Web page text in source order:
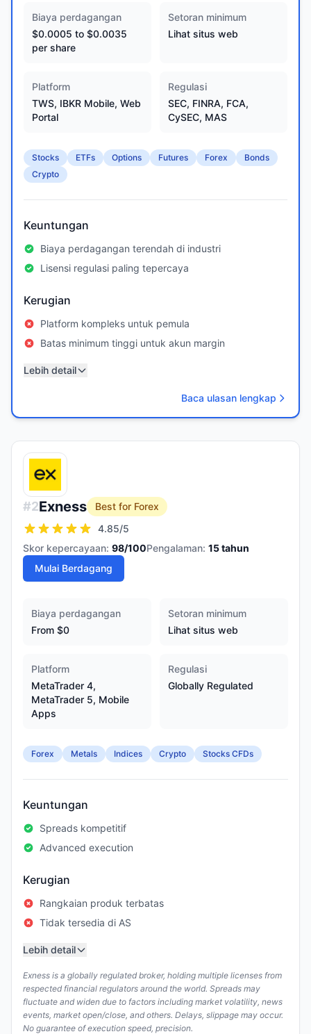
Biaya perdagangan
$0.0005 to $0.0035
per share
Setoran minimum
Lihat situs web
Platform
TWS, IBKR Mobile, Web
Portal
Regulasi
SEC, FINRA, FCA,
CySEC, MAS
Stocks ETFs Options Futures Forex
Bonds
Crypto
Keuntungan
Biaya perdagangan terendah di industri
Lisensi regulasi paling tepercaya
Kerugian
Platform kompleks untuk pemula
Batas minimum tinggi untuk akun margin
Lebih detail
Baca ulasan lengkap
#2Exness
Best for Forex
4.85/5
Skor kepercayaan: 98/100Pengalaman: 15tahun
Mulai Berdagang
Biaya perdagangan
From $0
Setoran minimum
Lihat situs web
Platform
MetaTrader 4,
MetaTrader 5, Mobile
Apps
Regulasi
Globally Regulated
Forex Metals Indices Crypto Stocks CFDs
Keuntungan
Spreads kompetitif
Advanced execution
Kerugian
Rangkaian produk terbatas
Tidak tersedia di AS
Lebih detail
Exness is a globally regulated broker, holding multiple licenses from
respected financial regulators around the world. Spreads may
fluctuate and widen due to factors including market volatility, news
events, market open/close, and others. Delays, slippage may occur.
No guarantee of execution speed, precision.